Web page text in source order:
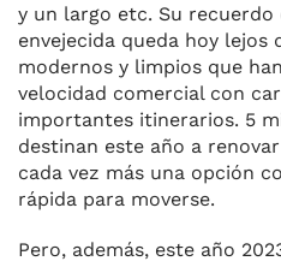
y un largo etc. Su recuerdo
envejecida queda hoy lejos
modernos y limpios que
velocidad comercial con
importantes itinerarios. 5
destinan este año a
cada vez más una opción
rápida para moverse.
Pero, además, este año